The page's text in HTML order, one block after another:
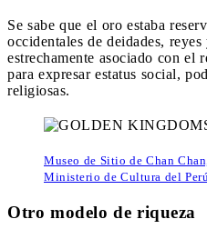
Se sabe que el oro estaba
occidentales de deidades,
estrechamente asociado con el
para expresar estatus social,
religiosas.
Museo de Sitio de Chan
Ministerio de Cultura del Perú
Otro modelo de riqueza